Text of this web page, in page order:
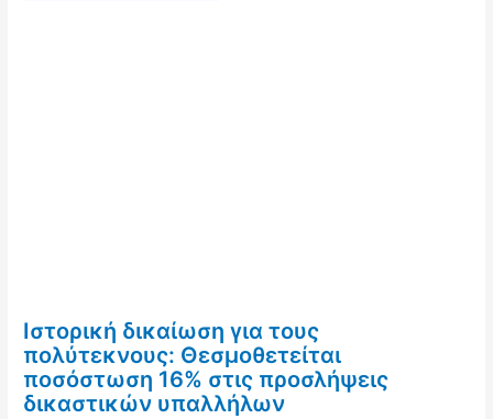
Ιστορική δικαίωση για τους
πολύτεκνους: Θεσμοθετείται
ποσόστωση 16% στις προσλήψεις
δικαστικών υπαλλήλων